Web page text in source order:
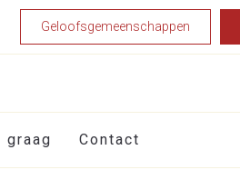
Geloofsgemeenschappen
graag Contact